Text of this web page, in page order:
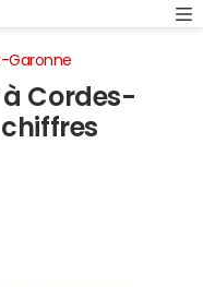
Garonne
à Cordes-